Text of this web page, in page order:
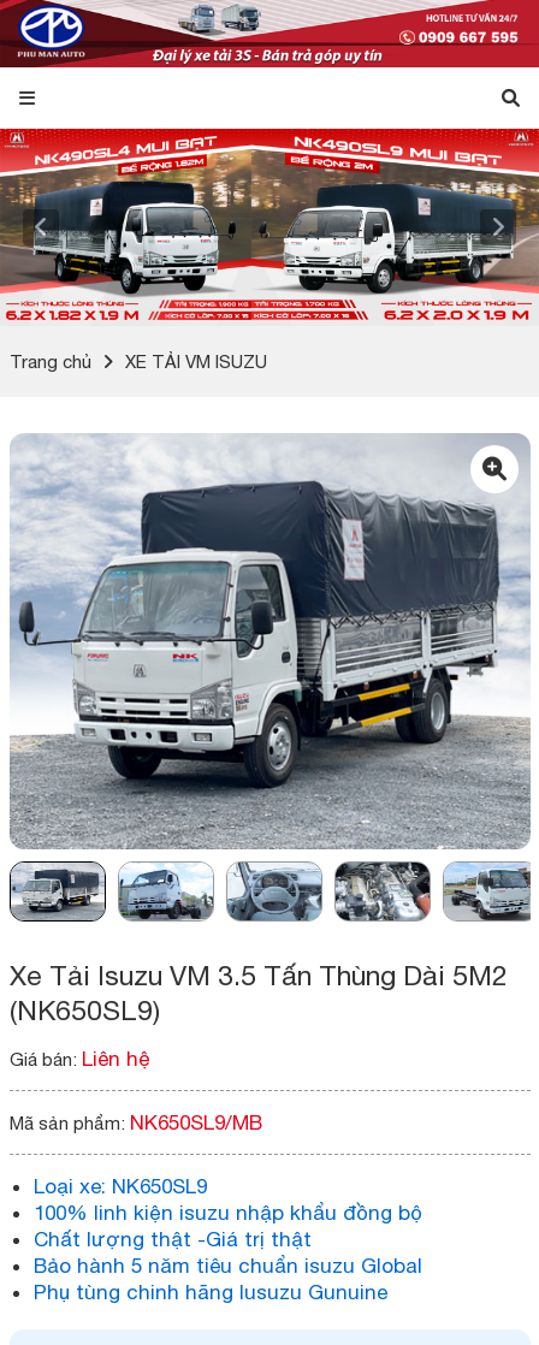
Trang chủ XE TẢI VM ISUZU
Xe Tải Isuzu VM 3.5 Tấn Thùng Dài 5M2
(NK650SL9)
Giá bán: Liên hệ
Mã sản phẩm: NK650SL9/MB
Loại xe: NK650SL9
100% linh kiện isuzu nhập khẩu đồng bộ
Chất lượng thật -Giá trị thật
Bảo hành 5 năm tiêu chuẩn isuzu Global
Phụ tùng chinh hãng Iusuzu Gunuine